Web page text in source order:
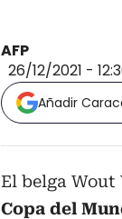
AFP
26/12/2021 -
Añadir
El belga Wout
Copa del